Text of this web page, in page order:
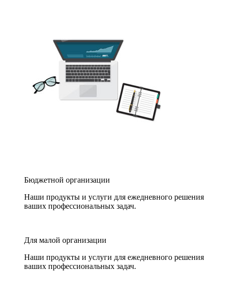
Бюджетной организации
Наши продукты и услуги для ежедневного решения
ваших профессиональных задач.
Для малой организации
Наши продукты и услуги для ежедневного решения
ваших профессиональных задач.